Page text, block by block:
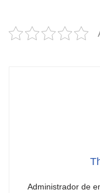
2025!
Administrador de